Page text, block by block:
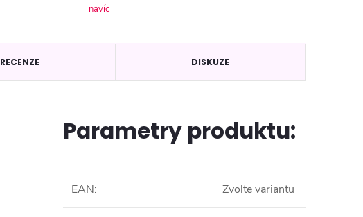
navíc
RECENZE DISKUZE
Parametry produktu:
EAN: Zvolte variantu